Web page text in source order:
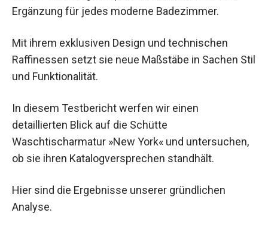
Ergänzung für jedes moderne Badezimmer.
Mit ihrem exklusiven Design und technischen
Raffinessen setzt sie neue Maßstäbe in Sachen Stil
und Funktionalität.
In diesem Testbericht werfen wir einen
detaillierten Blick auf die Schütte
Waschtischarmatur »New York« und untersuchen,
ob sie ihren Katalogversprechen standhält.
Hier sind die Ergebnisse unserer gründlichen
Analyse.